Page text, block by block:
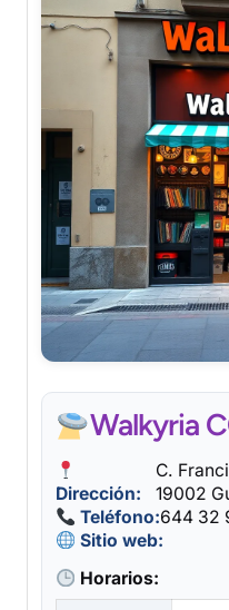
Walkyria
Dirección:
C.
19002
Teléfono:644 32
Sitio web:
Horarios: